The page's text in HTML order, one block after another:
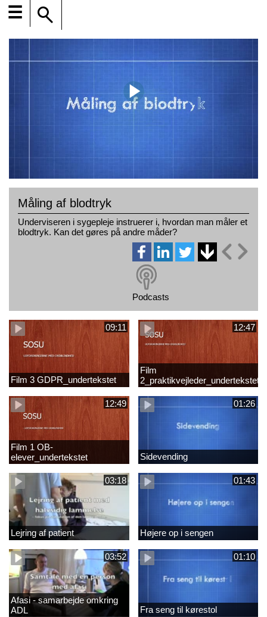
☰
Måling af blodtryk
Underviseren i sygepleje instruerer i, hvordan man måler et
blodtryk. Kan det gøres på andre måder?
Podcasts
09:11
Film 3 GDPR_undertekstet
12:47
Film
2_praktikvejleder_undertekstet
12:49
Film 1 OB-
elever_undertekstet
01:26
Sidevending
03:18
Lejring af patient
01:43
Højere op i sengen
03:52
Afasi - samarbejde omkring
ADL
01:10
Fra seng til kørestol